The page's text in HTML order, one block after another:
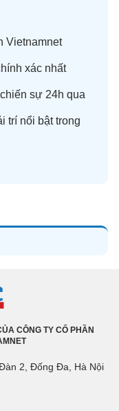
Vietnamnet
xác nhất
sự 24h qua
trí nổi bật trong
CÔNG TY CỔ PHẦN
2, Đống Đa, Hà Nội